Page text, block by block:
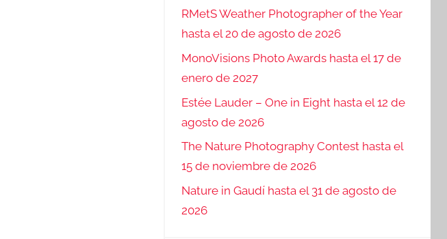
RMetS Weather Photographer of the Year
hasta el 20 de agosto de 2026
MonoVisions Photo Awards hasta el 17 de
enero de 2027
Estée Lauder – One in Eight hasta el 12 de
agosto de 2026
The Nature Photography Contest hasta el
15 de noviembre de 2026
Nature in Gaudí hasta el 31 de agosto de
2026